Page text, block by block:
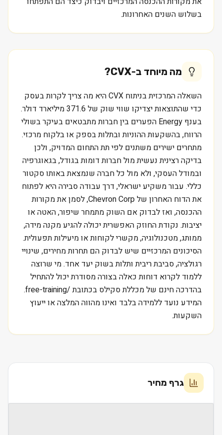
בשלוש השנים האחרונות.
מה מיוחד ב-CVX
?
השאלה המרכזית בניתוח CVX היא מה צריך לקרות בעסק
כדי שהתוצאות יצדיקו שווי שוק של 371.6 מיליארד דולר.
בענף Energy הפערים בין חברות מתבטאים בעיקר בשולי
הרווח, בהשקעות ההוניות ובתלות בספק או בלקוח מרכזי.
מתחרים ישירים משתנים לפי תת התחום המדויק, ולכן
בדיקה רצינית נעשית מול חברות דומות בגודל, בגאוגרפיה
ובמודל העסקי, ולא מול כל חברה שנמצאת באותו סקטור
כללי. עבור משקיע ישראלי, דרך עבודה סבירה היא לפתוח
את הדוח האחרון של Chevron Corp, לסמן את מקורות
ההכנסה, ואז לבדוק אם השוק מתמחר שיפור, האטה או
יציבות. נקודת החוזק האפשרית יכולה להגיע מקנה מידה,
ממותג, מטכנולוגיה, מקשרי לקוחות או מיעילות תפעולית.
הסיכונים המרכזיים שיש לבדוק הם תחרות מחירים, שינויי
רגולציה, סביבת ריבית ותלות בשוק יעד אחד. מי שרוצה
ללמוד לקרוא דוחות כאלה בצורה מסודרת יכול להתחיל
בהדרכה חינם של מכללת סקילס בכתובת /free-training.
המידע נועד ללמידה בלבד ואינו מהווה המלצה או ייעוץ
השקעות.
גרף מחיר